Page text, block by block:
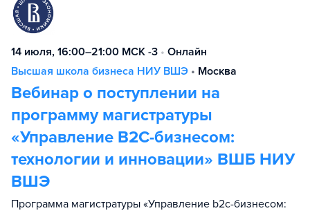
14 июля, 16:00–21:00 МСК -3 • Онлайн
Высшая школа бизнеса НИУ ВШЭ • Москва
Вебинар о поступлении на
программу магистратуры
«Управление B2C-бизнесом:
технологии и инновации» ВШБ НИУ
ВШЭ
Программа магистратуры «Управление b2c-бизнесом: